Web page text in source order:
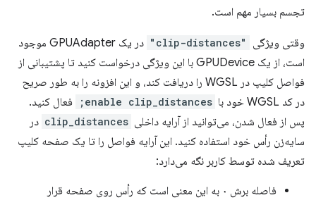
تجسم بسیار مهم است.
وقتی ویژگی "clip-distances"
در یک GPUAdapter موجود
است، از یک GPUDevice با این ویژگی درخواست کنید تا پشتیبانی از
فواصل کلیپ در WGSL را دریافت کند، و این افزونه را به طور صریح
در کد WGSL خود با
enable clip_distances;
فعال کنید.
پس از فعال شدن، می‌توانید از آرایه داخلی clip_distances در
سایه‌زن رأس خود استفاده کنید. این آرایه فواصل را تا یک صفحه کلیپ
تعریف شده توسط کاربر نگه می‌دارد:
فاصله برش ۰ به این معنی است که رأس روی صفحه قرار